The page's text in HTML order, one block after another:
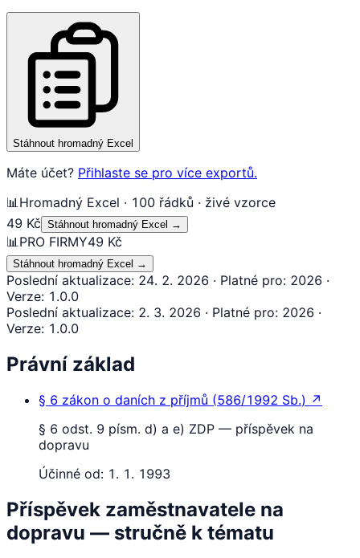
Stáhnout hromadný Excel
Máte účet? Přihlaste se pro více exportů.
📊 Hromadný Excel · 100 řádků · živé vzorce
49 Kč Stáhnout hromadný Excel →
📊 PRO FIRMY49 Kč
Stáhnout hromadný Excel →
Poslední aktualizace: 24. 2. 2026 · Platné pro: 2026 ·
Verze: 1.0.0
Poslední aktualizace: 2. 3. 2026 · Platné pro: 2026 ·
Verze: 1.0.0
Právní základ
§ 6 zákon o daních z příjmů (586/1992 Sb.) ↗
§ 6 odst. 9 písm. d) a e) ZDP — příspěvek na
dopravu
Účinné od: 1. 1. 1993
Příspěvek zaměstnavatele na
dopravu — stručně k tématu